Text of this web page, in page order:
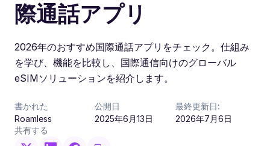
際通話アプリ
2026年のおすすめ国際通話アプリをチェック。仕組み
を学び、機能を比較し、国際通信向けのグローバル
eSIMソリューションを紹介します。
書かれた
Roamless
公開日
2025年6月13日
最終更新日:
2026年7月6日
共有する